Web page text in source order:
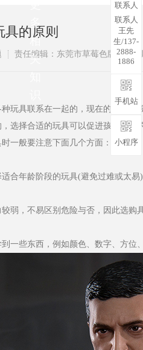
相
关
的原则
责任编辑：东莞市草莓色版APP
具联系在一起的，现在的家庭一般
，选择合适的玩具可以促进孩子心智的发
般要注意下面几个方面：
择适合年龄阶段的玩具(避免过难或太易)
，不易区别危险与否，因此选购
些东西，例如颜色、数字、方
联系人
联系人
王先
生/137-
2888-
1886
手机站
小程序